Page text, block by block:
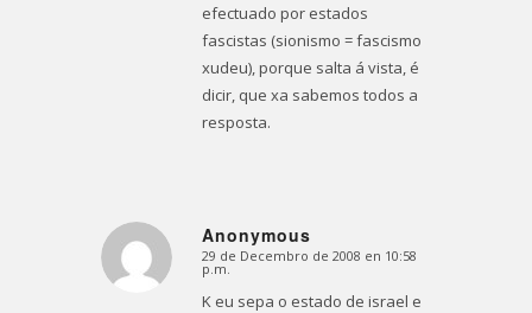
efectuado por estados
fascistas (sionismo = fascismo
xudeu), porque salta á vista, é
dicir, que xa sabemos todos a
resposta.
Anonymous
Dice:
29 de Decembro de 2008 en 10:58
p.m.
K eu sepa o estado de israel e